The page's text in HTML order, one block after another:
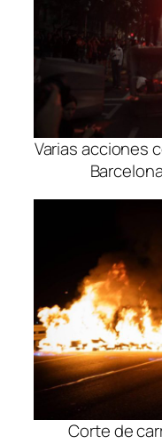
Varias acciones
Corte de